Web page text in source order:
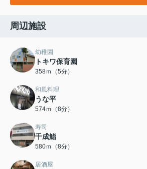
周辺施設
幼稚園
トキワ保育園
358ｍ（5分）
和風料理
うな平
574ｍ（8分）
寿司
千成鮨
580ｍ（8分）
居酒屋